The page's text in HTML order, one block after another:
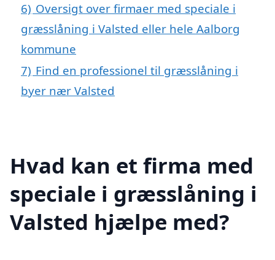
6) Oversigt over firmaer med speciale i
græsslåning i Valsted eller hele Aalborg
kommune
7) Find en professionel til græsslåning i
byer nær Valsted
Hvad kan et firma med
speciale i græsslåning i
Valsted hjælpe med?